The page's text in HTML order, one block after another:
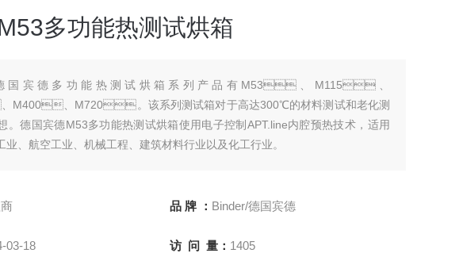
多功能热测试烘箱
国宾德多功能热测试烘箱系列产品有M53、M115、
、M720。该系列测试箱对于高达300℃的材料测试和老化测
。德国宾德M53多功能热测试烘箱使用电子控制APT.line内腔预热技术，适用
业、航空工业、机械工程、建筑材料行业以及化工行业。
品 牌 ： Binder/德国宾德
03-18 访 问 量： 1405